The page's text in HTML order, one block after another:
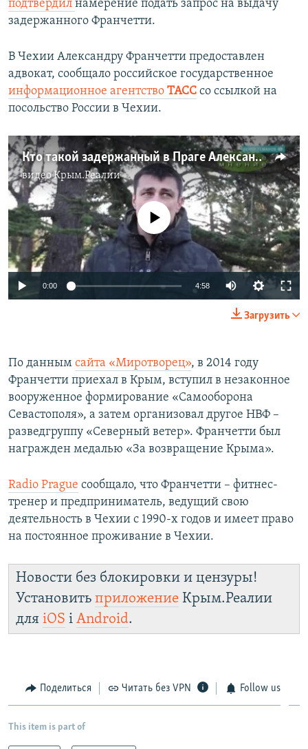
подтвердил намерение подать запрос на выдачу
задержанного Франчетти.
В Чехии Александру Франчетти предоставлен
адвокат, сообщало российское государственное
информационное агентство ТАСС со ссылкой на
посольство России в Чехии.
Кто такой задержанный в Праге Александр Франчетти: от фитнес-тренера до создателя группировки «Северный ветер» (видео)
видеоКрым.Реалии
No media source currently available
0:00 4:58
Загрузить
По данным сайта «Миротворец», в 2014 году
Франчетти приехал в Крым, вступил в незаконное
вооруженное формирование «Самооборона
Севастополя», а затем организовал другое НВФ –
разведгруппу «Северный ветер». Франчетти был
награжден медалью «За возвращение Крыма».
Radio Prague сообщало, что Франчетти – фитнес-
тренер и предприниматель, ведущий свою
деятельность в Чехии с 1990-х годов и имеет право
на постоянное проживание в Чехии.
Новости без блокировки и цензуры!
Установить приложение Крым.Реалии
для iOS і Android.
Поделиться Читать без VPN Follow us
This item is part of